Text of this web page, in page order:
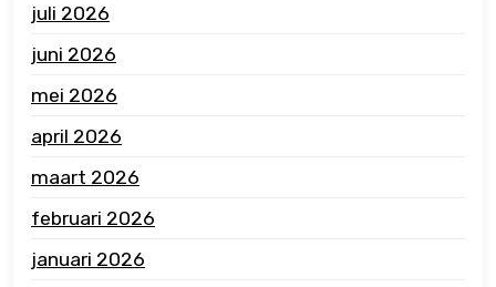
juli 2026
juni 2026
mei 2026
april 2026
maart 2026
februari 2026
januari 2026